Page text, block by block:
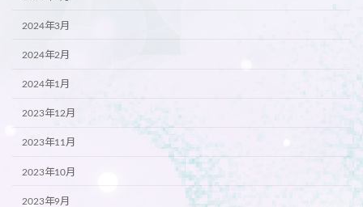
2024年3月
2024年2月
2024年1月
2023年12月
2023年11月
2023年10月
2023年9月